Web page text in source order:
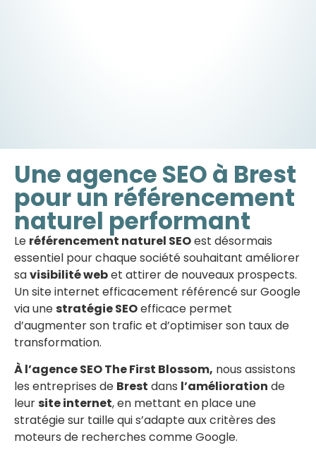
Une agence SEO à Brest
pour un référencement
naturel performant
Le référencement naturel SEOest désormais
essentiel pour chaque société souhaitant améliorer
savisibilité webet attirer de nouveaux prospects.
Un site internet efficacement référencé sur Google
via unestratégie SEOefficace permet
d’augmenter son trafic et d’optimiser son taux de
transformation.
À l’agence SEO The First Blossom, nous assistons
les entreprises de Brest dans l’amélioration de
leursite internet, en mettant en place une
stratégie sur taille qui s’adapte aux critères des
moteurs de recherches comme Google.